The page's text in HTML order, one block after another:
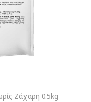
Ζάχαρη 0.5kg